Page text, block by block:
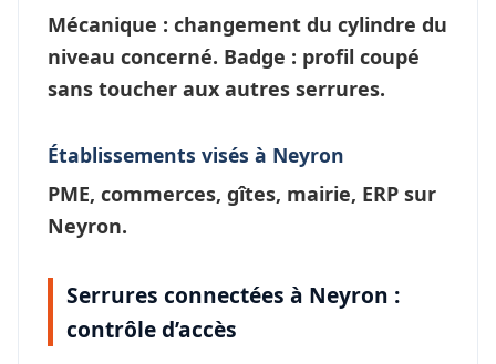
Mécanique : changement du cylindre du
niveau concerné. Badge : profil coupé
sans toucher aux autres serrures.
Établissements visés à Neyron
PME, commerces, gîtes, mairie, ERP sur
Neyron.
Serrures connectées à Neyron :
contrôle d’accès